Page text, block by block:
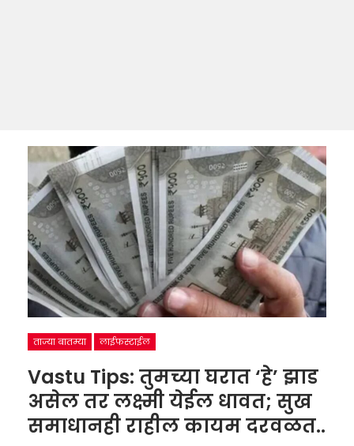
ताज्या बातम्या लाईफस्टाईल
Vastu Tips: तुमच्या घरात ‘हे’ झाड
असेल तर लक्ष्मी येईल धावत; सुख
समाधानही राहील कायम दरवळत..